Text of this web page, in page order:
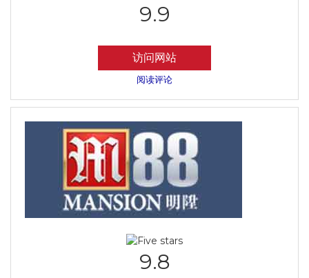
9.9
访问网站
阅读评论
9.8